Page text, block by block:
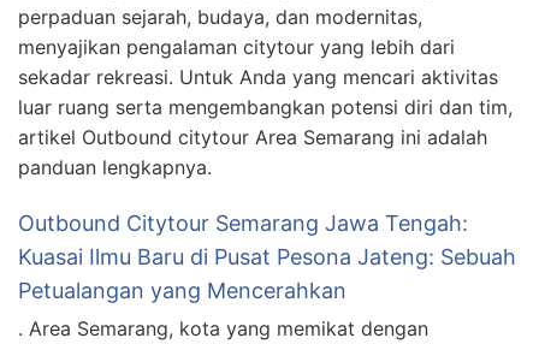
perpaduan sejarah, budaya, dan modernitas,
menyajikan pengalaman citytour yang lebih dari
sekadar rekreasi. Untuk Anda yang mencari aktivitas
luar ruang serta mengembangkan potensi diri dan tim,
artikel Outbound citytour Area Semarang ini adalah
panduan lengkapnya.
Outbound Citytour Semarang Jawa Tengah:
Kuasai Ilmu Baru di Pusat Pesona Jateng: Sebuah
Petualangan yang Mencerahkan
. Area Semarang, kota yang memikat dengan